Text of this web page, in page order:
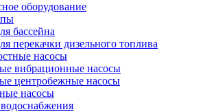
оборудование
бассейна
перекачки дизельного топлива
насосы
вибрационные насосы
центробежные насосы
насосы